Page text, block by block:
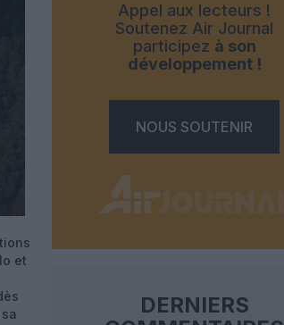
et
Appel aux lecteurs !
Soutenez Air Journal
participez à son
développement !
NOUS SOUTENIR
DERNIERS